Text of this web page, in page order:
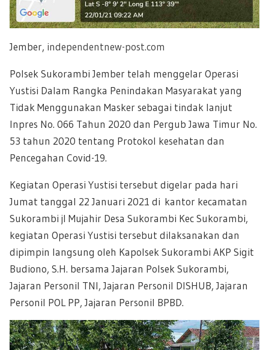
Jember, independentnew-post.com
Polsek Sukorambi Jember telah menggelar Operasi
Yustisi Dalam Rangka Penindakan Masyarakat yang
Tidak Menggunakan Masker sebagai tindak lanjut
Inpres No. 066 Tahun 2020 dan Pergub Jawa Timur No.
53 tahun 2020 tentang Protokol kesehatan dan
Pencegahan Covid-19.
Kegiatan Operasi Yustisi tersebut digelar pada hari
Jumat tanggal 22 Januari 2021 di kantor kecamatan
Sukorambi jl Mujahir Desa Sukorambi Kec Sukorambi,
kegiatan Operasi Yustisi tersebut dilaksanakan dan
dipimpin langsung oleh Kapolsek Sukorambi AKP Sigit
Budiono, S.H. bersama Jajaran Polsek Sukorambi,
Jajaran Personil TNI, Jajaran Personil DISHUB, Jajaran
Personil POL PP, Jajaran Personil BPBD.